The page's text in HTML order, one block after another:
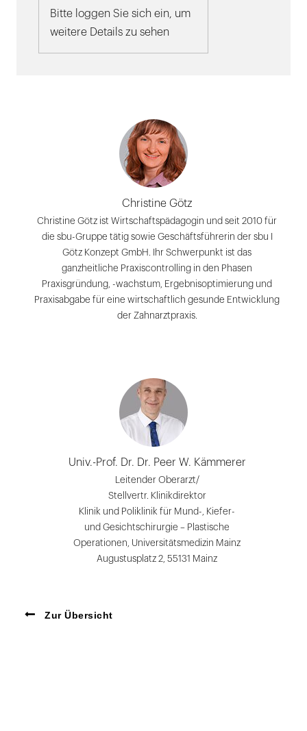
Bitte loggen Sie sich ein, um
weitere Details zu sehen
Christine Götz
Christine Götz ist Wirtschaftspädagogin und seit 2010 für
die sbu-Gruppe tätig sowie Geschäftsführerin der sbu I
Götz Konzept GmbH. Ihr Schwerpunkt ist das
ganzheitliche Praxiscontrolling in den Phasen
Praxisgründung, -wachstum, Ergebnisoptimierung und
Praxisabgabe für eine wirtschaftlich gesunde Entwicklung
der Zahnarztpraxis.
Univ.-Prof. Dr. Dr. Peer W. Kämmerer
Leitender Oberarzt/
Stellvertr. Klinikdirektor
Klinik und Poliklinik für Mund-, Kiefer-
und Gesichtschirurgie – Plastische
Operationen, Universitätsmedizin Mainz
Augustusplatz 2, 55131 Mainz
Zur Übersicht